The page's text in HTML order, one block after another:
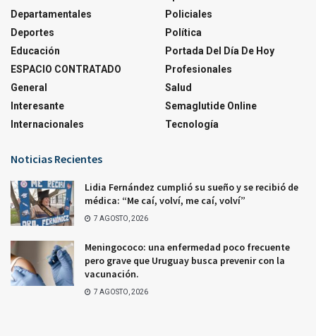
Departamentales
Deportes
Educación
ESPACIO CONTRATADO
General
Interesante
Internacionales
Policiales
Política
Portada Del Día De Hoy
Profesionales
Salud
Semaglutide Online
Tecnología
Noticias Recientes
Lidia Fernández cumplió su sueño y se recibió de
médica: “Me caí, volví, me caí, volví”
7 AGOSTO, 2026
Meningococo: una enfermedad poco frecuente
pero grave que Uruguay busca prevenir con la
vacunación.
7 AGOSTO, 2026